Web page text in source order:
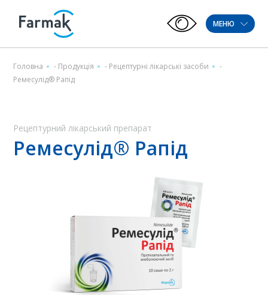
МЕНЮ
Головна - Продукція - Рецептурні лікарські засоби
-
Ремесулід® Рапід
Рецептурний лікарський препарат
Ремесулід® Рапід